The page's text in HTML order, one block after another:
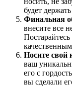
будет
Финальная
внесите все
Носите свой
ваш
его с
вы сделали